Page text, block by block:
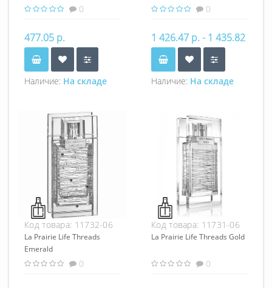
0
477.05 р.
Наличие: На складе
0
1 426.47 р. - 1 435.82
р.
Наличие: На складе
Код товара: 11732-06
La Prairie Life Threads
Emerald
0
Код товара: 11731-06
La Prairie Life Threads Gold
0